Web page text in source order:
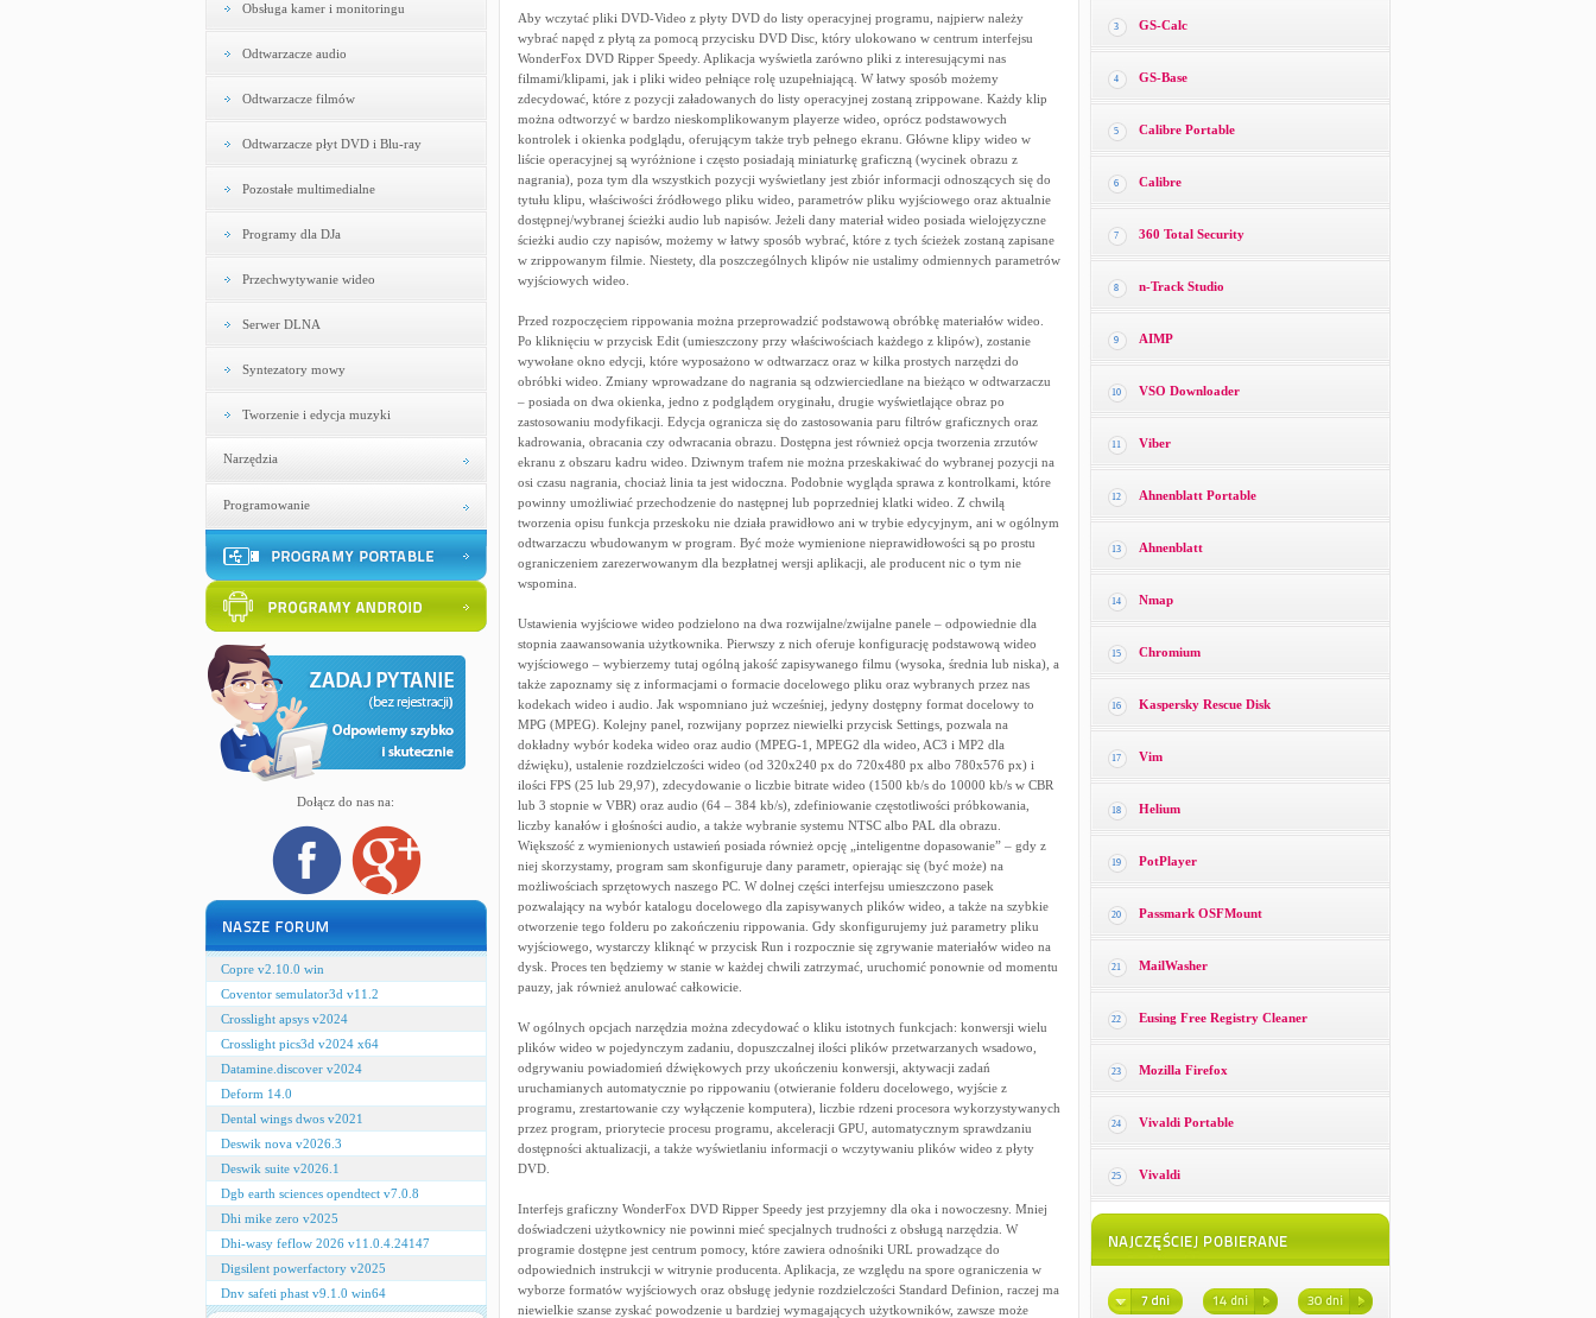
Obsługa kamer i monitoringu
Odtwarzacze audio
Odtwarzacze filmów
Odtwarzacze płyt DVD i Blu-ray
Pozostałe multimedialne
Programy dla DJa
Przechwytywanie wideo
Serwer DLNA
Syntezatory mowy
Tworzenie i edycja muzyki
Narzędzia
Programowanie
Dołącz do nas na:
Copre v2.10.0 win
Coventor semulator3d v11.2
Crosslight apsys v2024
Crosslight pics3d v2024 x64
Datamine.discover v2024
Deform 14.0
Dental wings dwos v2021
Deswik nova v2026.3
Deswik suite v2026.1
Dgb earth sciences opendtect v7.0.8
Dhi mike zero v2025
Dhi-wasy feflow 2026 v11.0.4.24147
Digsilent powerfactory v2025
Dnv safeti phast v9.1.0 win64
Aby wczytać pliki DVD-Video z płyty DVD do listy operacyjnej programu, najpierw należy
wybrać napęd z płytą za pomocą przycisku DVD Disc, który ulokowano w centrum interfejsu
WonderFox DVD Ripper Speedy. Aplikacja wyświetla zarówno pliki z interesującymi nas
filmami/klipami, jak i pliki wideo pełniące rolę uzupełniającą. W łatwy sposób możemy
zdecydować, które z pozycji załadowanych do listy operacyjnej zostaną zrippowane. Każdy klip
można odtworzyć w bardzo nieskomplikowanym playerze wideo, oprócz podstawowych
kontrolek i okienka podglądu, oferującym także tryb pełnego ekranu. Główne klipy wideo w
liście operacyjnej są wyróżnione i często posiadają miniaturkę graficzną (wycinek obrazu z
nagrania), poza tym dla wszystkich pozycji wyświetlany jest zbiór informacji odnoszących się do
tytułu klipu, właściwości źródłowego pliku wideo, parametrów pliku wyjściowego oraz aktualnie
dostępnej/wybranej ścieżki audio lub napisów. Jeżeli dany materiał wideo posiada wielojęzyczne
ścieżki audio czy napisów, możemy w łatwy sposób wybrać, które z tych ścieżek zostaną zapisane
w zrippowanym filmie. Niestety, dla poszczególnych klipów nie ustalimy odmiennych parametrów
wyjściowych wideo.
Przed rozpoczęciem rippowania można przeprowadzić podstawową obróbkę materiałów wideo.
Po kliknięciu w przycisk Edit (umieszczony przy właściwościach każdego z klipów), zostanie
wywołane okno edycji, które wyposażono w odtwarzacz oraz w kilka prostych narzędzi do
obróbki wideo. Zmiany wprowadzane do nagrania są odzwierciedlane na bieżąco w odtwarzaczu
– posiada on dwa okienka, jedno z podglądem oryginału, drugie wyświetlające obraz po
zastosowaniu modyfikacji. Edycja ogranicza się do zastosowania paru filtrów graficznych oraz
kadrowania, obracania czy odwracania obrazu. Dostępna jest również opcja tworzenia zrzutów
ekranu z obszaru kadru wideo. Dziwnym trafem nie można przeskakiwać do wybranej pozycji na
osi czasu nagrania, chociaż linia ta jest widoczna. Podobnie wygląda sprawa z kontrolkami, które
powinny umożliwiać przechodzenie do następnej lub poprzedniej klatki wideo. Z chwilą
tworzenia opisu funkcja przeskoku nie działa prawidłowo ani w trybie edycyjnym, ani w ogólnym
odtwarzaczu wbudowanym w program. Być może wymienione nieprawidłowości są po prostu
ograniczeniem zarezerwowanym dla bezpłatnej wersji aplikacji, ale producent nic o tym nie
wspomina.
Ustawienia wyjściowe wideo podzielono na dwa rozwijalne/zwijalne panele – odpowiednie dla
stopnia zaawansowania użytkownika. Pierwszy z nich oferuje konfigurację podstawową wideo
wyjściowego – wybierzemy tutaj ogólną jakość zapisywanego filmu (wysoka, średnia lub niska), a
także zapoznamy się z informacjami o formacie docelowego pliku oraz wybranych przez nas
kodekach wideo i audio. Jak wspomniano już wcześniej, jedyny dostępny format docelowy to
MPG (MPEG). Kolejny panel, rozwijany poprzez niewielki przycisk Settings, pozwala na
dokładny wybór kodeka wideo oraz audio (MPEG-1, MPEG2 dla wideo, AC3 i MP2 dla
dźwięku), ustalenie rozdzielczości wideo (od 320x240 px do 720x480 px albo 780x576 px) i
ilości FPS (25 lub 29,97), zdecydowanie o liczbie bitrate wideo (1500 kb/s do 10000 kb/s w CBR
lub 3 stopnie w VBR) oraz audio (64 – 384 kb/s), zdefiniowanie częstotliwości próbkowania,
liczby kanałów i głośności audio, a także wybranie systemu NTSC albo PAL dla obrazu.
Większość z wymienionych ustawień posiada również opcję „inteligentne dopasowanie” – gdy z
niej skorzystamy, program sam skonfiguruje dany parametr, opierając się (być może) na
możliwościach sprzętowych naszego PC. W dolnej części interfejsu umieszczono pasek
pozwalający na wybór katalogu docelowego dla zapisywanych plików wideo, a także na szybkie
otworzenie tego folderu po zakończeniu rippowania. Gdy skonfigurujemy już parametry pliku
wyjściowego, wystarczy kliknąć w przycisk Run i rozpocznie się zgrywanie materiałów wideo na
dysk. Proces ten będziemy w stanie w każdej chwili zatrzymać, uruchomić ponownie od momentu
pauzy, jak również anulować całkowicie.
W ogólnych opcjach narzędzia można zdecydować o kliku istotnych funkcjach: konwersji wielu
plików wideo w pojedynczym zadaniu, dopuszczalnej ilości plików przetwarzanych wsadowo,
odgrywaniu powiadomień dźwiękowych przy ukończeniu konwersji, aktywacji zadań
uruchamianych automatycznie po rippowaniu (otwieranie folderu docelowego, wyjście z
programu, zrestartowanie czy wyłączenie komputera), liczbie rdzeni procesora wykorzystywanych
przez program, priorytecie procesu programu, akceleracji GPU, automatycznym sprawdzaniu
dostępności aktualizacji, a także wyświetlaniu informacji o wczytywaniu plików wideo z płyty
DVD.
Interfejs graficzny WonderFox DVD Ripper Speedy jest przyjemny dla oka i nowoczesny. Mniej
doświadczeni użytkownicy nie powinni mieć specjalnych trudności z obsługą narzędzia. W
programie dostępne jest centrum pomocy, które zawiera odnośniki URL prowadzące do
odpowiednich instrukcji w witrynie producenta. Aplikacja, ze względu na spore ograniczenia w
wyborze formatów wyjściowych oraz obsługę jedynie rozdzielczości Standard Definion, raczej ma
niewielkie szanse zyskać powodzenie u bardziej wymagających użytkowników, zawsze może
3 GS-Calc
4 GS-Base
5 Calibre Portable
6 Calibre
7 360 Total Security
8 n-Track Studio
9 AIMP
10 VSO Downloader
11 Viber
12 Ahnenblatt Portable
13 Ahnenblatt
14 Nmap
15 Chromium
16 Kaspersky Rescue Disk
17 Vim
18 Helium
19 PotPlayer
20 Passmark OSFMount
21 MailWasher
22 Eusing Free Registry Cleaner
23 Mozilla Firefox
24 Vivaldi Portable
25 Vivaldi